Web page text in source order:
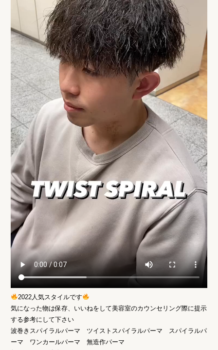
2022人気スタイルです
気になった物は保存、いいねをして美容室のカウンセリング際に提示
する参考にして下さい
波巻きスパイラルパーマ ツイストスパイラルパーマ スパイラルパ
ーマ ワンカールパーマ 無造作パーマ